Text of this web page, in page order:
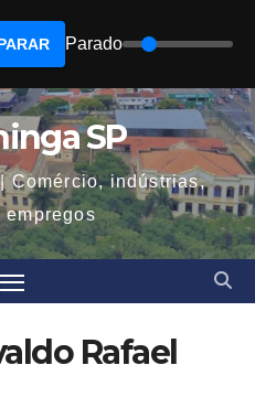
SP
Comércio, indústrias,
empregos
Rafael
Parado